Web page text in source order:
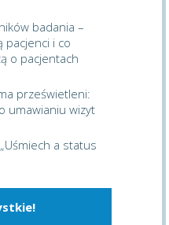
badania –
pacjenci i co
o pacjentach
prześwietleni:
umawianiu wizyt
a status